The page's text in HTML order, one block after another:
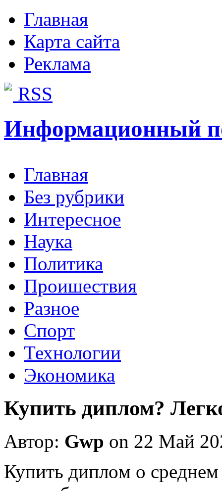
Главная
Карта сайта
Реклама
RSS
Информационный
Главная
Без рубрики
Интересное
Наука
Политика
Проишествия
Разное
Спорт
Технологии
Экономика
Купить диплом?
Автор: Gwp on 22 Май
Купить диплoм o